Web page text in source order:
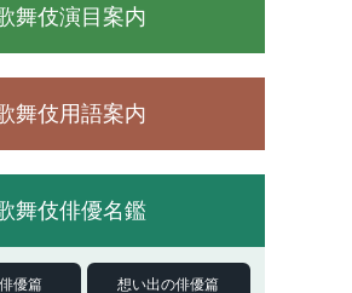
舞伎演目案内
舞伎用語案内
舞伎俳優名鑑
優篇 想い出の俳優篇